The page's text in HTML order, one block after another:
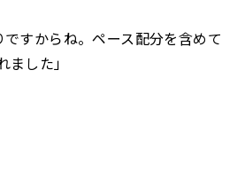
ですからね。ペース配分を含めて
ました」